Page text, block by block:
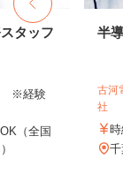
タッフ
※経験
（全国
半
古河
社